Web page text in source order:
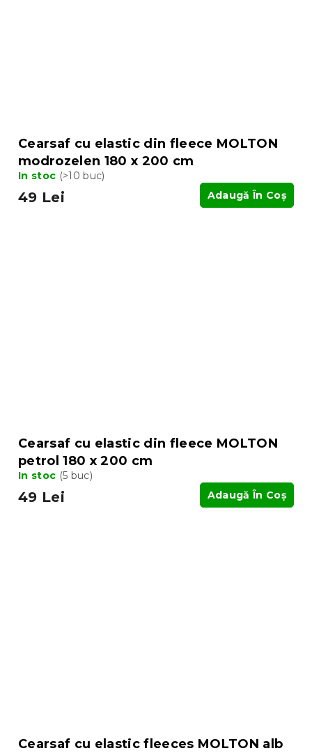
Cearsaf cu elastic din fleece MOLTON
modrozelen 180 x 200 cm
In stoc (>10 buc)
49 Lei Adaugă În Coş
Cearsaf cu elastic din fleece MOLTON
petrol 180 x 200 cm
In stoc (5 buc)
49 Lei Adaugă În Coş
Cearsaf cu elastic fleeces MOLTON alb